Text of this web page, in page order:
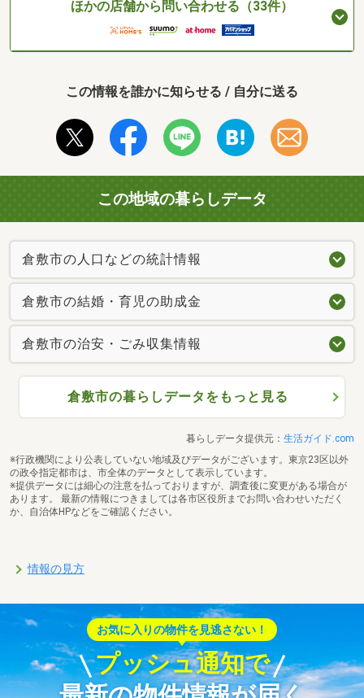
ほかの店舗から問い合わせる（33件）
この情報を誰かに知らせる / 自分に送る
この地域の暮らしデータ
倉敷市の人口などの統計情報
倉敷市の結婚・育児の助成金
倉敷市の治安・ごみ収集情報
倉敷市の暮らしデータをもっと見る
暮らしデータ提供元： 生活ガイド.com
※行政機関により公表していない地域及びデータがございます。東京23区以外
の政令指定都市は、市全体のデータとして表示しています。
※提供データには細心の注意を払っておりますが、調査後に変更がある場合が
あります。 最新の情報につきましては各市区役所までお問い合わせいただく
か、自治体HPなどをご確認ください。
情報の見方
お気に入りの物件を見逃さない！
プッシュ通知で